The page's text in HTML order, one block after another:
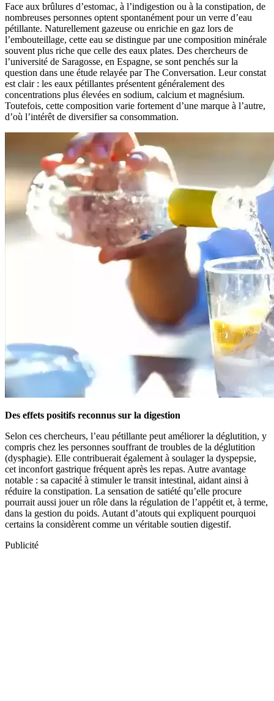
Face aux brûlures d’estomac, à l’indigestion ou à la constipation, de
nombreuses personnes optent spontanément pour un verre d’eau
pétillante. Naturellement gazeuse ou enrichie en gaz lors de
l’embouteillage, cette eau se distingue par une composition minérale
souvent plus riche que celle des eaux plates. Des chercheurs de
l’université de Saragosse, en Espagne, se sont penchés sur la
question dans une étude relayée par The Conversation. Leur constat
est clair : les eaux pétillantes présentent généralement des
concentrations plus élevées en sodium, calcium et magnésium.
Toutefois, cette composition varie fortement d’une marque à l’autre,
d’où l’intérêt de diversifier sa consommation.
Des effets positifs reconnus sur la digestion
Selon ces chercheurs, l’eau pétillante peut améliorer la déglutition, y
compris chez les personnes souffrant de troubles de la déglutition
(dysphagie). Elle contribuerait également à soulager la dyspepsie,
cet inconfort gastrique fréquent après les repas. Autre avantage
notable : sa capacité à stimuler le transit intestinal, aidant ainsi à
réduire la constipation. La sensation de satiété qu’elle procure
pourrait aussi jouer un rôle dans la régulation de l’appétit et, à terme,
dans la gestion du poids. Autant d’atouts qui expliquent pourquoi
certains la considèrent comme un véritable soutien digestif.
Publicité